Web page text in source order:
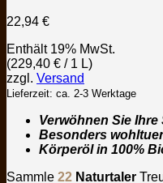
22,94 €
Enthält 19% MwSt.
(229,40 € / 1 L)
zzgl. Versand
Lieferzeit: ca. 2-3 Werktage
Verwöhnen Sie Ihre
Besonders
Körperöl in 100%
Sammle 22 Naturtaler